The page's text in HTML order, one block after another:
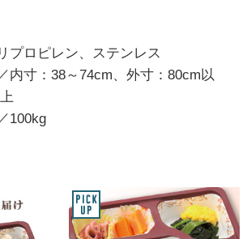
プロピレン、ステンレス
内寸：38～74cm、外寸：80cm以
100kg